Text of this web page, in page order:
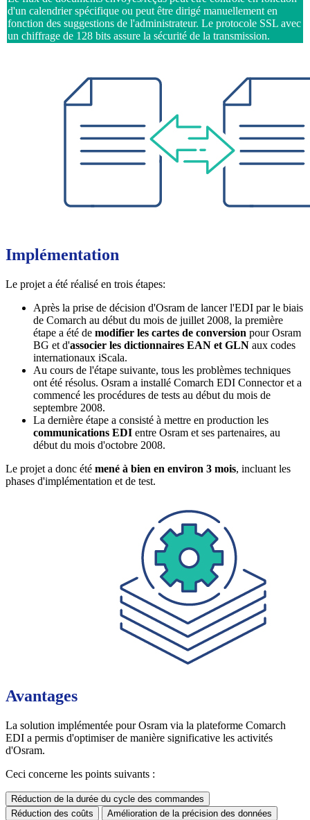
d'un calendrier spécifique ou peut être dirigé manuellement en
fonction des suggestions de l'administrateur. Le protocole SSL avec
un chiffrage de 128 bits assure la sécurité de la transmission.
Implémentation
Le projet a été réalisé en trois étapes:
Après la prise de décision d'Osram de lancer l'EDI par le biais
de Comarch au début du mois de juillet 2008, la première
étape a été de modifier les cartes de conversion pour Osram
BG et d'associer les dictionnaires EAN et GLN aux codes
internationaux iScala.
Au cours de l'étape suivante, tous les problèmes techniques
ont été résolus. Osram a installé Comarch EDI Connector et a
commencé les procédures de tests au début du mois de
septembre 2008.
La dernière étape a consisté à mettre en production les
communications EDI entre Osram et ses partenaires, au
début du mois d'octobre 2008.
Le projet a donc été mené à bien en environ 3 mois, incluant les
phases d'implémentation et de test.
Avantages
La solution implémentée pour Osram via la plateforme Comarch
EDI a permis d'optimiser de manière significative les activités
d'Osram.
Ceci concerne les points suivants :
Réduction de la durée du cycle des commandes
Réduction des coûts
Amélioration de la précision des données